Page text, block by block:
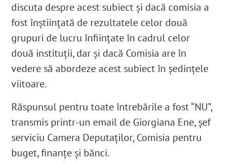
discuta despre acest subiect și dacă comisia a
fost înștiințată de rezultatele celor două
grupuri de lucru înființate în cadrul celor
două instituții, dar și dacă Comisia are în
vedere să abordeze acest subiect în ședințele
viitoare.
Răspunsul pentru toate întrebările a fost “NU”,
transmis printr-un email de Giorgiana Ene, șef
serviciu Camera Deputaților, Comisia pentru
buget, finanțe și bănci.